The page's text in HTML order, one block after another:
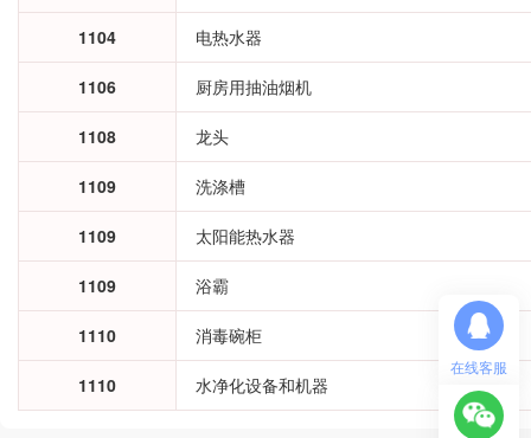
1104 电热水器
1106 厨房用抽油烟机
1108 龙头
1109 洗涤槽
1109 太阳能热水器
1109 浴霸
1110 消毒碗柜
1110 水净化设备和机器
在线客服